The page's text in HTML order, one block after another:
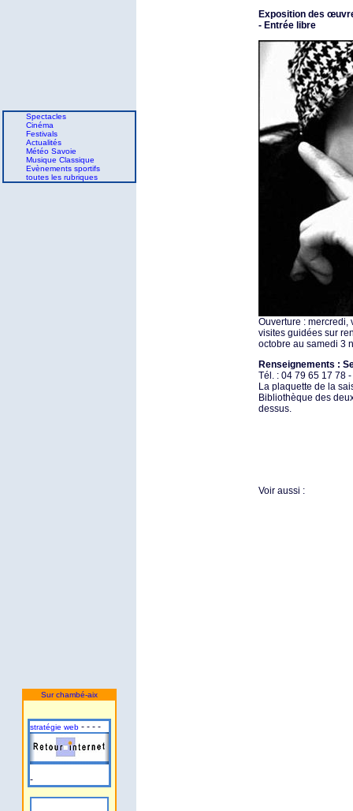
Spectacles
Cinéma
Festivals
Actualités
Météo Savoie
Musique Classique
Evènements sportifs
toutes les rubriques
Sur chambé-aix
stratégie web - - - -
-
Exposition des
- Entrée libre
Ouverture : mercredi,
visites guidées sur
octobre au samedi 3
Renseignements :
Tél. : 04 79 65 17 78
La plaquette de la
Bibliothèque des
dessus.
Voir aussi :